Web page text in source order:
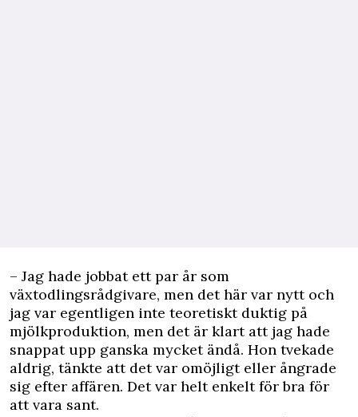
– Jag hade jobbat ett par år som
växtodlingsrådgivare, men det här var nytt och
jag var egentligen inte teoretiskt duktig på
mjölkproduktion, men det är klart att jag hade
snappat upp ganska mycket ändå. Hon tvekade
aldrig, tänkte att det var omöjligt eller ångrade
sig efter affären. Det var helt enkelt för bra för
att vara sant.